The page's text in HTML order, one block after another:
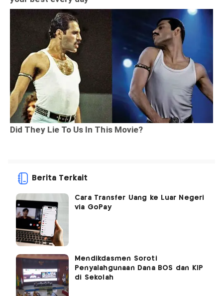
Berita Terkait
Cara Transfer Uang ke Luar Negeri
via GoPay
Mendikdasmen Soroti
Penyalahgunaan Dana BOS dan KIP
di Sekolah